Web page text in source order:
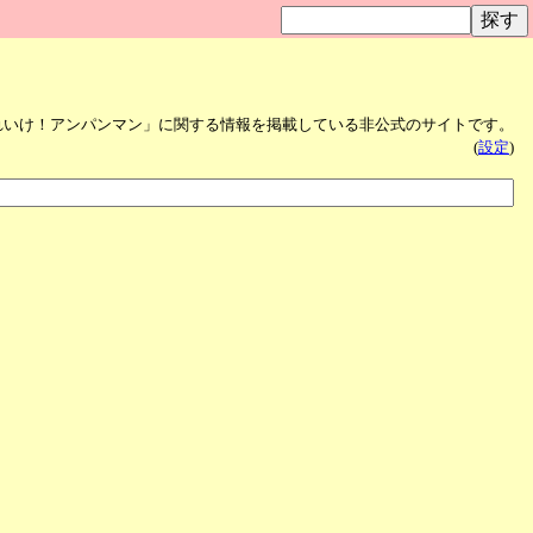
いけ！アンパンマン」に関する情報を掲載している非公式のサイトです。
(設定)